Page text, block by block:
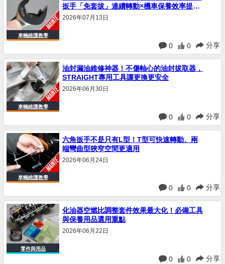
車輛維護教學
扳手「免套拔」連續轉動×機車保養效率提升
解析
2026年07月13日
0 0 分享
車輛維護教學
油封漏油維修神器！不傷軸心的油封拔取器，
STRAIGHT專用工具讓更換更安全
2026年06月30日
0 0 分享
車輛維護教學
六角扳手不是只有L型！T型可快速轉動、兩
端彎曲型狹窄空間更適用
2026年06月24日
0 0 分享
零件與用品
化油器空燃比調整套件效果最大化！必備工具
與保養用品選用重點
2026年06月22日
0 0 分享